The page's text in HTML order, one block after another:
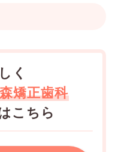
く
矯正歯科
こちら